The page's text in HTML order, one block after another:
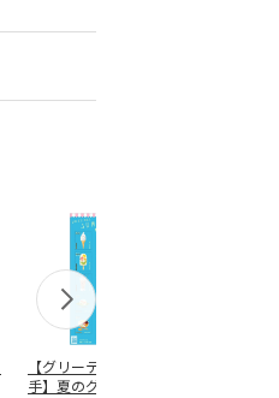
【グリーティング切
手】夏のグリーティ